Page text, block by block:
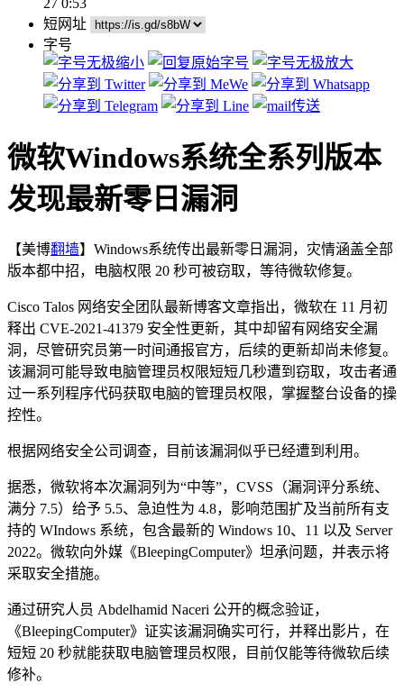
短网址
字号
微软Windows系统全系列版本
发现最新零日漏洞
【美博翻墙】Windows系统传出最新零日漏洞，灾情涵盖全部
版本都中招，电脑权限 20 秒可被窃取，等待微软修复。
Cisco Talos 网络安全团队最新博客文章指出，微软在 11 月初
释出 CVE-2021-41379 安全性更新，其中却留有网络安全漏
洞，尽管研究员第一时间通报官方，后续的更新却尚未修复。
该漏洞可能导致电脑管理员权限短短几秒遭到窃取，攻击者通
过一系列程序代码获取电脑的管理员权限，掌握整台设备的操
控性。
根据网络安全公司调查，目前该漏洞似乎已经遭到利用。
据悉，微软将本次漏洞列为“中等”，CVSS（漏洞评分系统、
满分 7.5）给予 5.5、急迫性为 4.8，影响范围扩及当前所有支
持的 WIndows 系统，包含最新的 Windows 10、11 以及 Server
2022。微软向外媒《BleepingComputer》坦承问题，并表示将
采取安全措施。
通过研究人员 Abdelhamid Naceri 公开的概念验证，
《BleepingComputer》证实该漏洞确实可行，并释出影片，在
短短 20 秒就能获取电脑管理员权限，目前仅能等待微软后续
修补。